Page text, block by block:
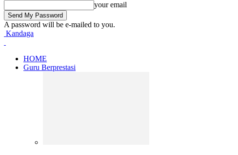
your email
A password will be e-mailed to you.
Kandaga
HOME
Guru Berprestasi